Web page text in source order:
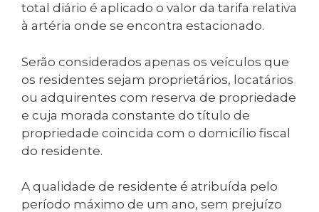
total diário é aplicado o valor da tarifa relativa
à artéria onde se encontra estacionado.
Serão considerados apenas os veículos que
os residentes sejam proprietários, locatários
ou adquirentes com reserva de propriedade
e cuja morada constante do título de
propriedade coincida com o domicílio fiscal
do residente.
A qualidade de residente é atribuída pelo
período máximo de um ano, sem prejuízo